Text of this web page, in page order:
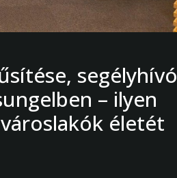
segélyhívó
– ilyen
életét